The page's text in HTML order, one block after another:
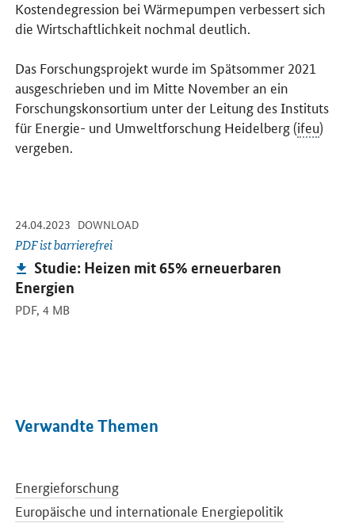
Kostendegression bei Wärmepumpen verbessert sich
die Wirtschaftlichkeit nochmal deutlich.
Das Forschungsprojekt wurde im Spätsommer 2021
ausgeschrieben und im Mitte November an ein
Forschungskonsortium unter der Leitung des Instituts
für Energie- und Umweltforschung Heidelberg (ifeu)
vergeben.
24.04.2023 -
DOWNLOAD-
PDF ist barrierefrei
Publikation:
Studie: Heizen mit 65% erneuerbaren
Energien
PDF, 4 MB
Öffnet PDF "Studie: Heizen mit 65% erneuerbaren Energien" in
Verwandte Themen
Energieforschung
Europäische und internationale Energiepolitik